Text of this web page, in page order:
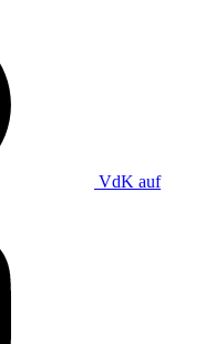
VdK auf